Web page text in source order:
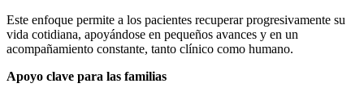
Este enfoque permite a los pacientes recuperar progresivamente su
vida cotidiana, apoyándose en pequeños avances y en un
acompañamiento constante, tanto clínico como humano.
Apoyo clave para las familias